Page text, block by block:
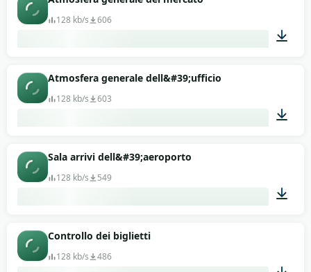
128 kb/s 606
Atmosfera generale dell&#39;ufficio
128 kb/s 603
Sala arrivi dell&#39;aeroporto
128 kb/s 549
Controllo dei biglietti
128 kb/s 486